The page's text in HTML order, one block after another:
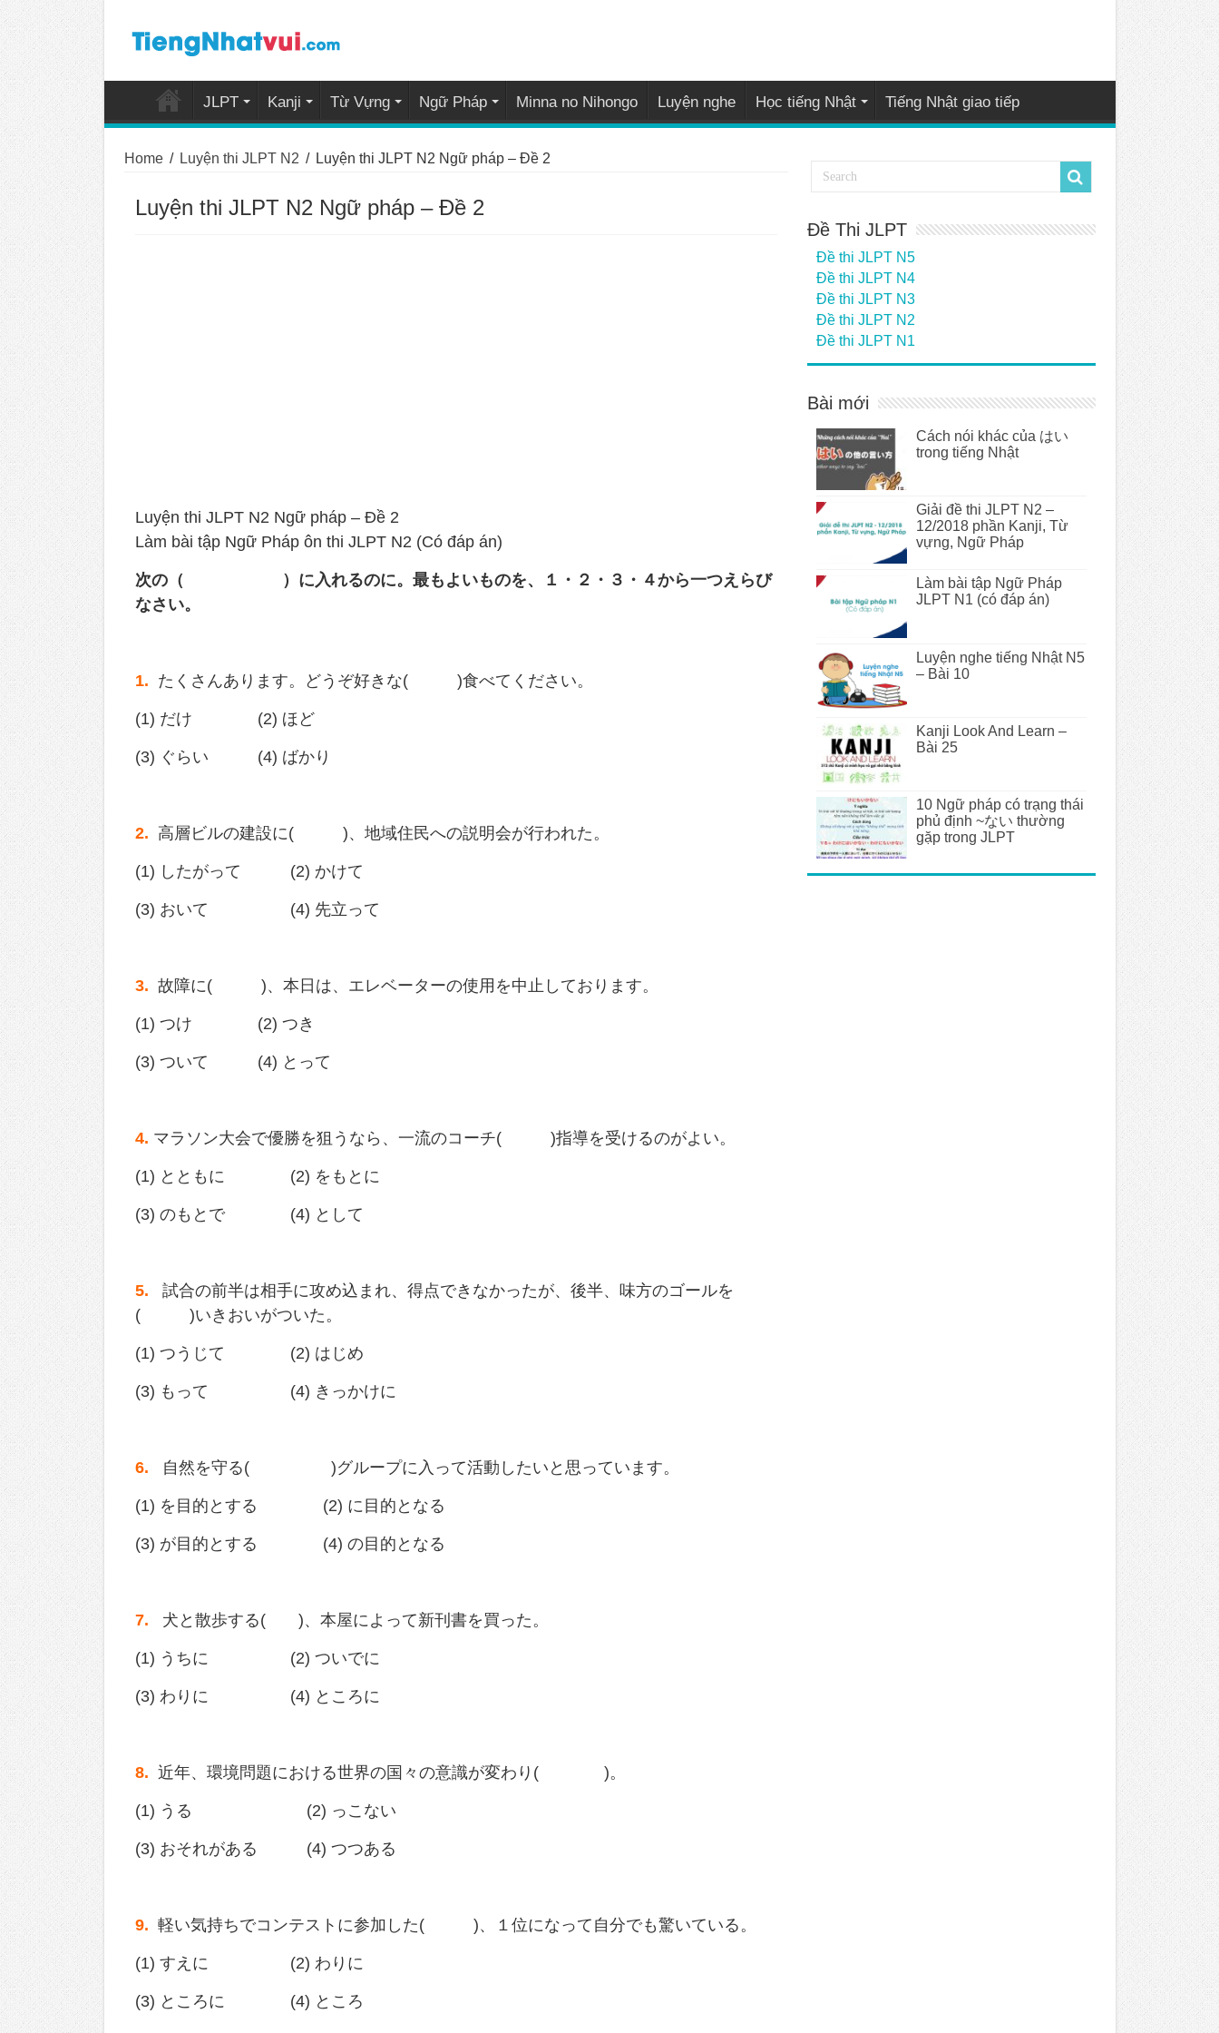
JLPT Kanji Từ Vựng Ngữ Pháp Minna no Nihongo Luyện nghe Học tiếng Nhật Tiếng Nhật giao tiếp
Home / Luyện thi JLPT N2 / Luyện thi JLPT N2 Ngữ pháp – Đề 2
Luyện thi JLPT N2 Ngữ pháp – Đề 2
Luyện thi JLPT N2 Ngữ pháp – Đề 2
Làm bài tập Ngữ Pháp ôn thi JLPT N2 (Có đáp án)
次の（ ）に入れるのに。最もよいものを、１・２・３・４から一つえらび
なさい。
1. たくさんあります。どうぞ好きな( )食べてください。
(1) だけ (2) ほど
(3) ぐらい (4) ばかり
2. 高層ビルの建設に( )、地域住民への説明会が行われた。
(1) したがって (2) かけて
(3) おいて (4) 先立って
3. 故障に( )、本日は、エレベーターの使用を中止しております。
(1) つけ (2) つき
(3) ついて (4) とって
4. マラソン大会で優勝を狙うなら、一流のコーチ( )指導を受けるのがよい。
(1) とともに (2) をもとに
(3) のもとで (4) として
5. 試合の前半は相手に攻め込まれ、得点できなかったが、後半、味方のゴールを
( )いきおいがついた。
(1) つうじて (2) はじめ
(3) もって (4) きっかけに
6. 自然を守る( )グループに入って活動したいと思っています。
(1) を目的とする (2) に目的となる
(3) が目的とする (4) の目的となる
7. 犬と散歩する( )、本屋によって新刊書を買った。
(1) うちに (2) ついでに
(3) わりに (4) ところに
8. 近年、環境問題における世界の国々の意識が変わり( )。
(1) うる (2) っこない
(3) おそれがある (4) つつある
9. 軽い気持ちでコンテストに参加した( )、１位になって自分でも驚いている。
(1) すえに (2) わりに
(3) ところに (4) ところ
Đề Thi JLPT
Đề thi JLPT N5
Đề thi JLPT N4
Đề thi JLPT N3
Đề thi JLPT N2
Đề thi JLPT N1
Bài mới
Cách nói khác của はい
trong tiếng Nhật
Giải đề thi JLPT N2 –
12/2018 phần Kanji, Từ
vựng, Ngữ Pháp
Làm bài tập Ngữ Pháp
JLPT N1 (có đáp án)
Luyện nghe tiếng Nhật N5
– Bài 10
Kanji Look And Learn –
Bài 25
10 Ngữ pháp có trạng thái
phủ định ~ない thường
gặp trong JLPT